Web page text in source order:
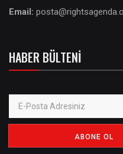
Email:
HABER BÜLTENI